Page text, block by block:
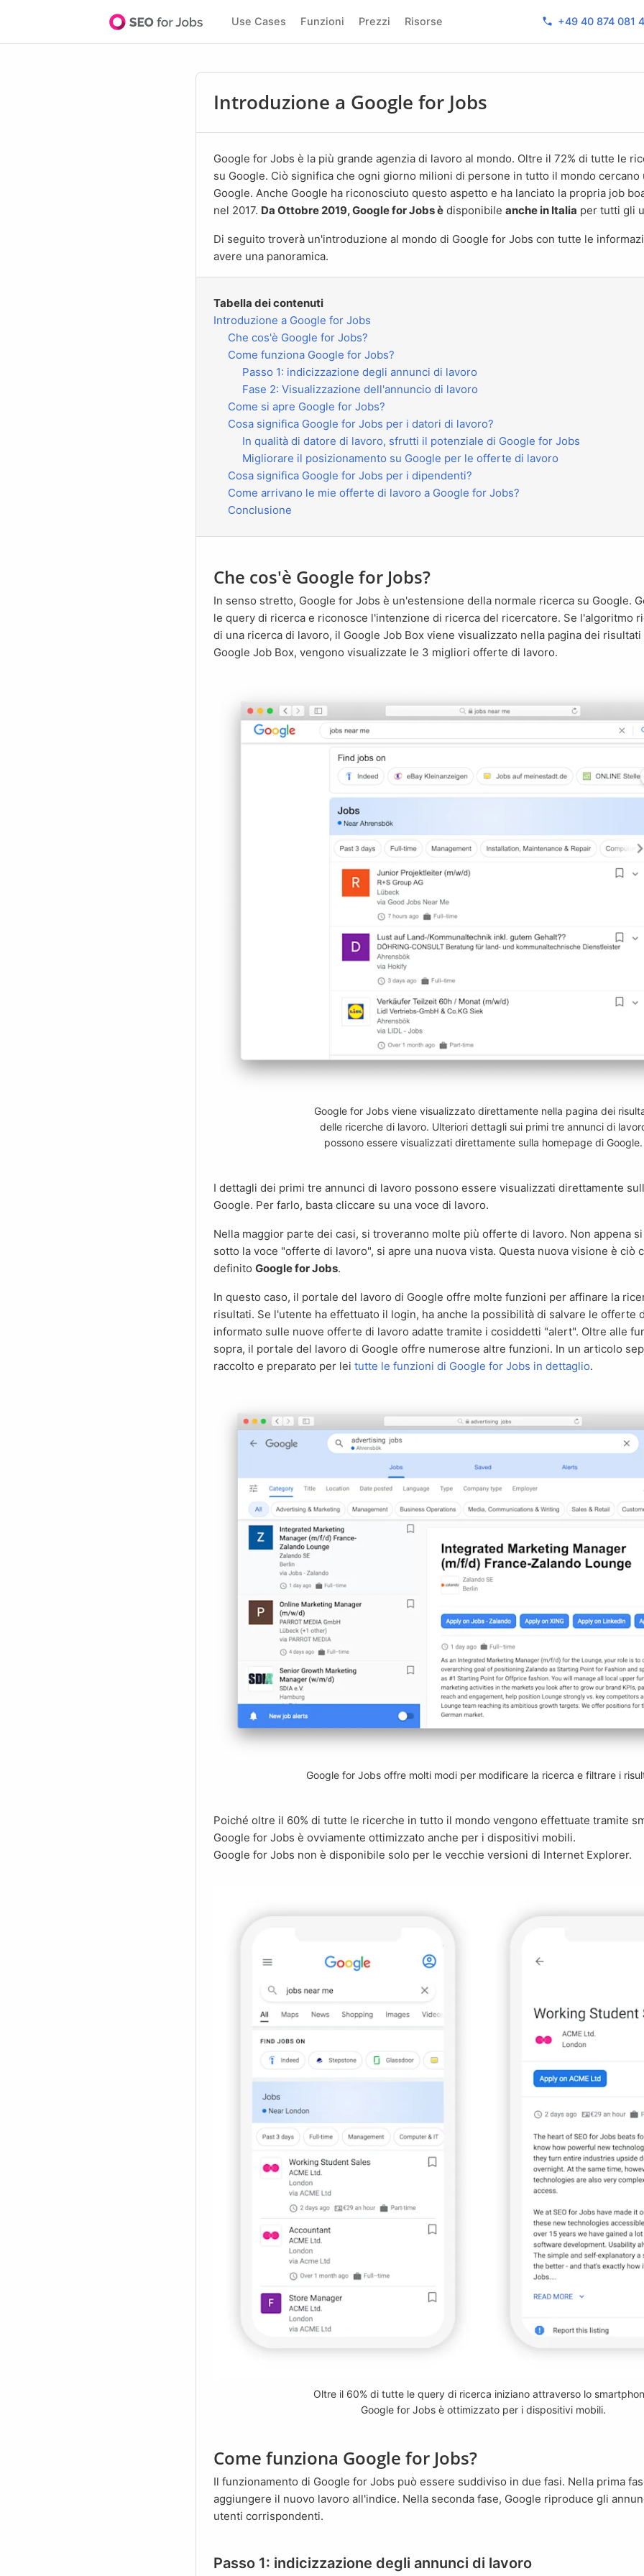
Use Cases Funzioni Prezzi Risorse phone +49 40 874 081
Introduzione a Google for Jobs
Google for Jobs è la più grande agenzia di lavoro al mondo. Oltre il 72% di tutte le ricerche di lavoro inizia
su Google. Ciò significa che ogni giorno milioni di persone in tutto il mondo cercano
Google. Anche Google ha riconosciuto questo aspetto e ha lanciato la propria job
nel 2017. Da Ottobre 2019, Google for Jobs è disponibile anche in Italia per tutti gli
Di seguito troverà un'introduzione al mondo di Google for Jobs con tutte le informazioni importanti per
avere una panoramica.
Tabella dei contenuti
Introduzione a Google for Jobs
Che cos'è Google for Jobs?
Come funziona Google for Jobs?
Passo 1: indicizzazione degli annunci di lavoro
Fase 2: Visualizzazione dell'annuncio di lavoro
Come si apre Google for Jobs?
Cosa significa Google for Jobs per i datori di lavoro?
In qualità di datore di lavoro, sfrutti il potenziale di Google for Jobs
Migliorare il posizionamento su Google per le offerte di lavoro
Cosa significa Google for Jobs per i dipendenti?
Come arrivano le mie offerte di lavoro a Google for Jobs?
Conclusione
Che cos'è Google for Jobs?
In senso stretto, Google for Jobs è un'estensione della normale ricerca su Google. Google analizza tutte
le query di ricerca e riconosce l'intenzione di ricerca del ricercatore. Se l'algoritmo
di una ricerca di lavoro, il Google Job Box viene visualizzato nella pagina dei
Google Job Box, vengono visualizzate le 3 migliori offerte di lavoro.
Google for Jobs viene visualizzato direttamente nella pagina dei
delle ricerche di lavoro. Ulteriori dettagli sui primi tre annunci di
possono essere visualizzati direttamente sulla homepage di Google.
I dettagli dei primi tre annunci di lavoro possono essere visualizzati direttamente sulla homepage di
Google. Per farlo, basta cliccare su una voce di lavoro.
Nella maggior parte dei casi, si troveranno molte più offerte di lavoro. Non appena si clicca su "altri lavori"
sotto la voce "offerte di lavoro", si apre una nuova vista. Questa nuova visione è ciò
definito Google for Jobs.
In questo caso, il portale del lavoro di Google offre molte funzioni per affinare la ricerca e filtrare i
risultati. Se l'utente ha effettuato il login, ha anche la possibilità di salvare le offerte
informato sulle nuove offerte di lavoro adatte tramite i cosiddetti "alert". Oltre alle
sopra, il portale del lavoro di Google offre numerose altre funzioni. In un articolo
raccolto e preparato per lei tutte le funzioni di Google for Jobs in dettaglio.
Google for Jobs offre molti modi per modificare la ricerca e filtrare i
Poiché oltre il 60% di tutte le ricerche in tutto il mondo vengono effettuate tramite smartphone o tablet,
Google for Jobs è ovviamente ottimizzato anche per i dispositivi mobili.
Google for Jobs non è disponibile solo per le vecchie versioni di Internet Explorer.
Oltre il 60% di tutte le query di ricerca iniziano attraverso lo
Google for Jobs è ottimizzato per i dispositivi mobili.
Come funziona Google for Jobs?
Il funzionamento di Google for Jobs può essere suddiviso in due fasi. Nella prima fase, Google deve
aggiungere il nuovo lavoro all'indice. Nella seconda fase, Google riproduce gli
utenti corrispondenti.
Passo 1: indicizzazione degli annunci di lavoro